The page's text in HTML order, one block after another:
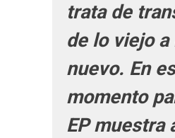
trata de
de lo viejo a
nuevo. En
momento
EP muestra